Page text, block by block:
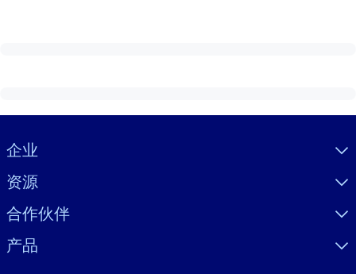
Visually hidden Text
企业
资源
合作伙伴
产品